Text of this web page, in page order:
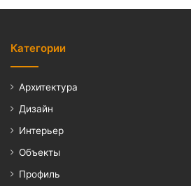
Категории
Архитектура
Дизайн
Интерьер
Объекты
Профиль